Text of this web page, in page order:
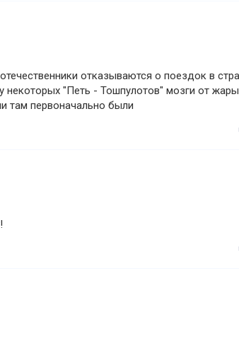
отказываются о поездок в
некоторых "Петь - Тошпулотов" мозги от жары
там первоначально были